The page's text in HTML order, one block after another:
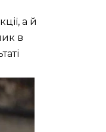
а й
в